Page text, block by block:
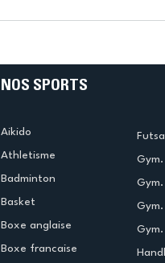
NOS SPORTS
Aikido
Athletisme
Badminton
Basket
Boxe anglaise
Boxe francaise